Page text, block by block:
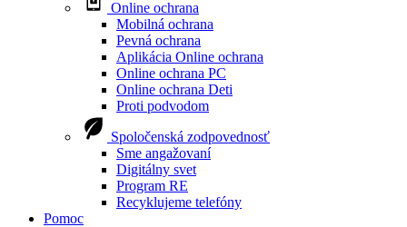
Online ochrana
Mobilná ochrana
Pevná ochrana
Aplikácia Online ochrana
Online ochrana PC
Online ochrana Deti
Proti podvodom
Spoločenská zodpovednosť
Sme angažovaní
Digitálny svet
Program RE
Recyklujeme telefóny
Pomoc